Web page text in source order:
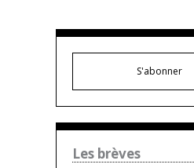
S'abonner
Les brèves